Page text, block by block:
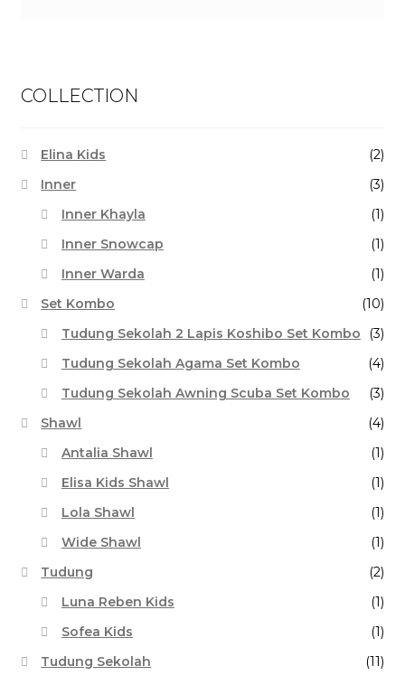
COLLECTION
Elina Kids
(2)
Inner
(3)
Inner Khayla
(1)
Inner Snowcap
(1)
Inner Warda
(1)
Set Kombo
(10)
Tudung Sekolah 2 Lapis Koshibo Set Kombo
(3)
Tudung Sekolah Agama Set Kombo
(4)
Tudung Sekolah Awning Scuba Set Kombo
(3)
Shawl
(4)
Antalia Shawl
(1)
Elisa Kids Shawl
(1)
Lola Shawl
(1)
Wide Shawl
(1)
Tudung
(2)
Luna Reben Kids
(1)
Sofea Kids
(1)
Tudung Sekolah
(11)